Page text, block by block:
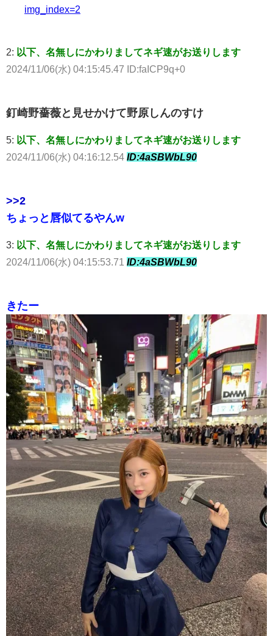
img_index=2
2: 以下、名無しにかわりましてネギ速がお送りします
2024/11/06(水) 04:15:45.47 ID:faICP9q+0
釘崎野薔薇と見せかけて野原しんのすけ
5: 以下、名無しにかわりましてネギ速がお送りします
2024/11/06(水) 04:16:12.54 ID:4aSBWbL90
>>2
ちょっと唇似てるやんw
3: 以下、名無しにかわりましてネギ速がお送りします
2024/11/06(水) 04:15:53.71 ID:4aSBWbL90
きたー